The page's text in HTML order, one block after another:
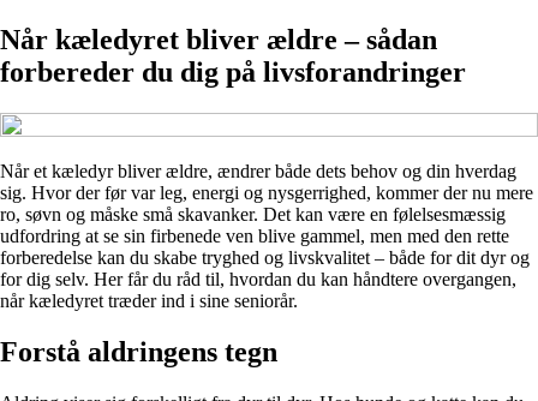
Når kæledyret bliver ældre – sådan
forbereder du dig på livsforandringer
Når et kæledyr bliver ældre, ændrer både dets behov og din hverdag
sig. Hvor der før var leg, energi og nysgerrighed, kommer der nu mere
ro, søvn og måske små skavanker. Det kan være en følelsesmæssig
udfordring at se sin firbenede ven blive gammel, men med den rette
forberedelse kan du skabe tryghed og livskvalitet – både for dit dyr og
for dig selv. Her får du råd til, hvordan du kan håndtere overgangen,
når kæledyret træder ind i sine seniorår.
Forstå aldringens tegn